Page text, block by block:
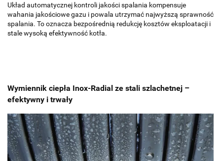
Układ automatycznej kontroli jakości spalania kompensuje
wahania jakościowe gazu i powala utrzymać najwyższą sprawność
spalania. To oznacza bezpośrednią redukcję kosztów eksploatacji i
stale wysoką efektywność kotła.
Wymiennik ciepła Inox-Radial ze stali szlachetnej –
efektywny i trwały